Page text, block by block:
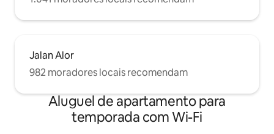
Jalan Alor
982 moradores locais recomendam
Aluguel de apartamento para
temporada com Wi-Fi